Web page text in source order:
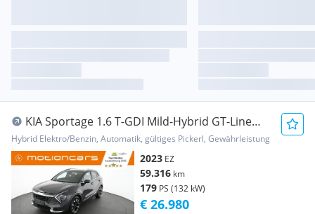
KIA Sportage 1.6 T-GDI Mild-Hybrid GT-Line
4WD AUT
Hybrid Elektro/Benzin, Automatik, gültiges Pickerl, Gewährleistung
2023 EZ
59.316 km
179 PS (132 kW)
€ 26.980